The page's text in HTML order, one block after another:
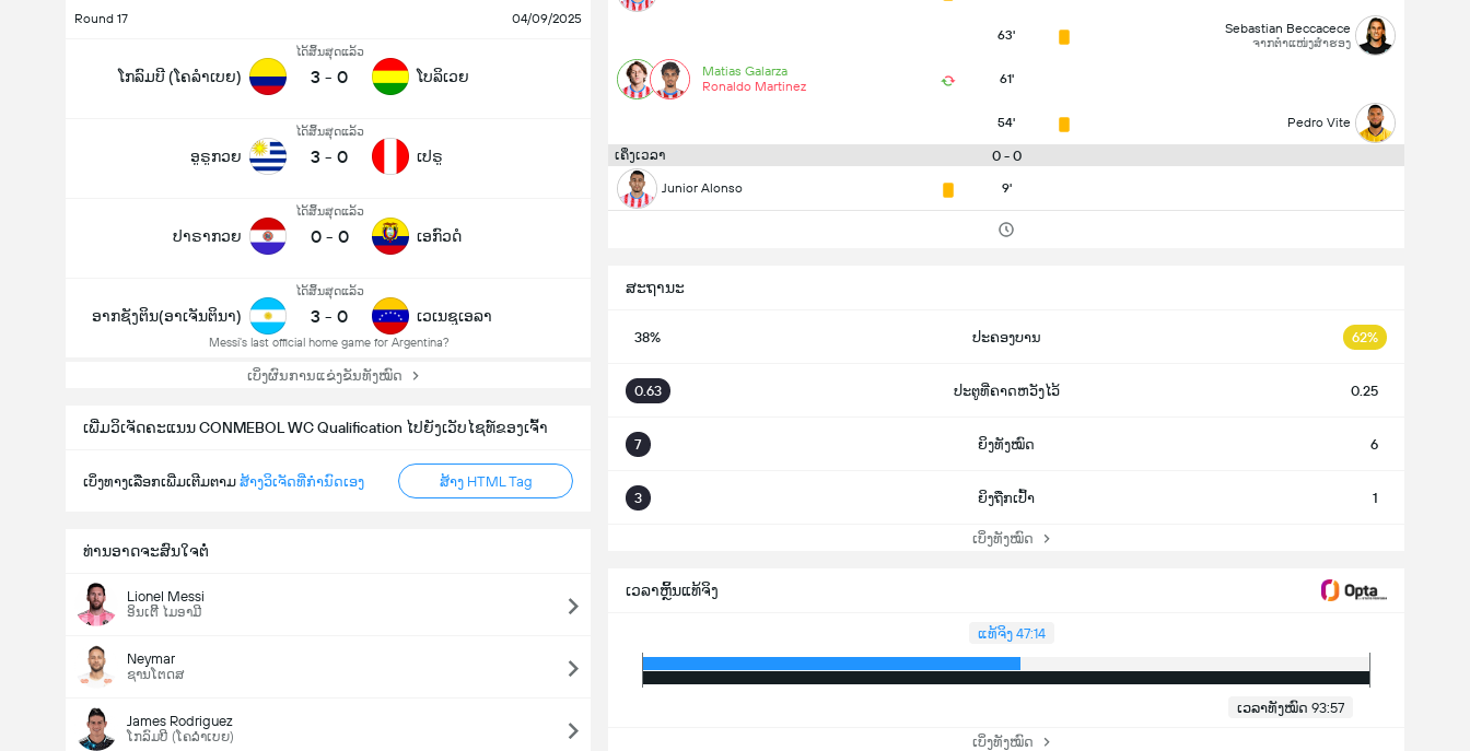
Round 17 04/09/2025
ໂກລົມບີ (ໂຄລຳເບຍ)
ໄດ້ສິ້ນສຸດແລ້ວ
3 - 0 ໂບລິເວຍ
ອູຣູກວຍ
ໄດ້ສິ້ນສຸດແລ້ວ
3 - 0 ເປຣູ
ປາຣາກວຍ
ໄດ້ສິ້ນສຸດແລ້ວ
0 - 0 ເອກົວດໍ
ອາກຊັງຕິນ(ອາເຈັນຕິນາ)
ໄດ້ສິ້ນສຸດແລ້ວ
3 - 0
Messi's last official home game for Argentina?
ເວເນຊູເອລາ
ເບິ່ງຜົນການແຂ່ງຂັນທັງໝົດ
ເພີ່ມວິເຈັດຄະແນນ CONMEBOL WC Qualification ໄປຍັງເວັບໄຊທ໌ຂອງເຈົ້າ
ເບິ່ງທາງເລືອກເພີ່ມເຕີມຕາມ ສ້າງວິເຈັດທີ່ກຳນົດເອງ ສ້າງ HTML Tag
ທ່ານອາດຈະສົນໃຈຕໍ່
Lionel Messi
ອິນເຕີີ ໄມອາມີ
Neymar
ຊານໂຕດສ
James Rodriguez
ໂກລົມບີ (ໂຄລຳເບຍ)
63' Sebastian Beccacece
ຈາກຕຳແໜ່ງສຳຮອງ
Matias Galarza
Ronaldo Martinez
61'
54' Pedro Vite
ເຄິ່ງເວລາ 0 - 0
Junior Alonso 9'
ສະຖານະ
38% ປະຄອງບານ 62%
0.63 ປະຕູທີ່ຄາດຫວັງໄວ້ 0.25
7 ຍິງທັງໝົດ 6
3 ຍິງຖືກເປົ້າ 1
ເບິ່ງທັງໝົດ
ເວລາຫຼິ້ນແທ້ຈິງ
ແທ້ຈິງ 47:14
ເວລາທັງໝົດ 93:57
ເບິ່ງທັງໝົດ